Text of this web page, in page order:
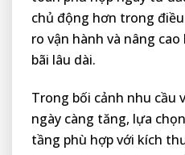
chủ động hơn trong
ro vận hành và nâng
bãi lâu dài.
Trong bối cảnh nhu cầu
ngày càng tăng, lựa
tầng phù hợp với kích